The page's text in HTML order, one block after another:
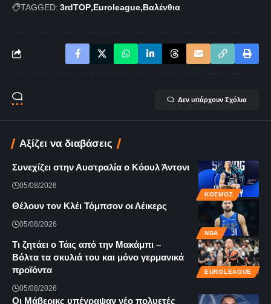
TAGGED: 3rdTOP Euroleague Βαλένθια
Δεν υπάρχουν Σχόλια
Αξίζει να διαβάσεις
ΚΌΣΜΟΣ
Συνεχίζει στην Αυστραλία ο Κόουλ Άντονι
05/08/2026
NBA
Θέλουν τον Κλέι Τόμπσον οι Λέικερς
05/08/2026
EUROLEAGUE
Τι ζητάει ο Τάις από την Μακάμπι –
Βόλτα τα σκυλιά του και μόνο γερμανικά
προϊόντα
05/08/2026
Οι Μάβερικς υπέγραψαν νέο πολυετές